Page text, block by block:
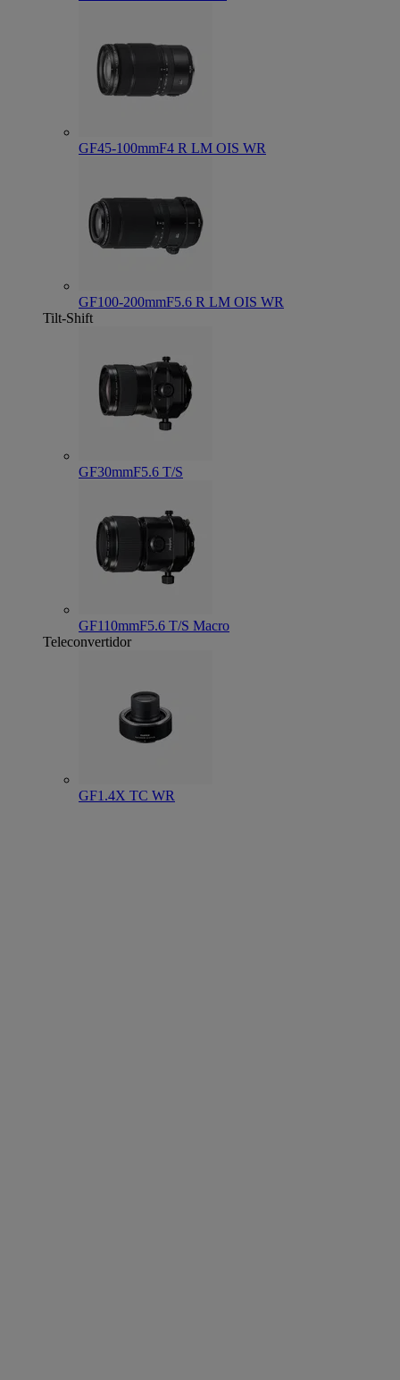
GF45-100mmF4 R LM OIS WR
GF100-200mmF5.6 R LM OIS WR
Tilt-Shift
GF30mmF5.6 T/S
GF110mmF5.6 T/S Macro
Teleconvertidor
GF1.4X TC WR